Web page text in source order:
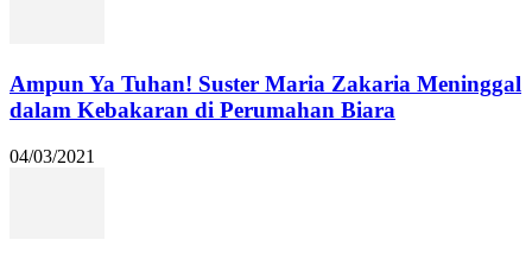
Ampun Ya Tuhan! Suster Maria Zakaria Meninggal
dalam Kebakaran di Perumahan Biara
04/03/2021